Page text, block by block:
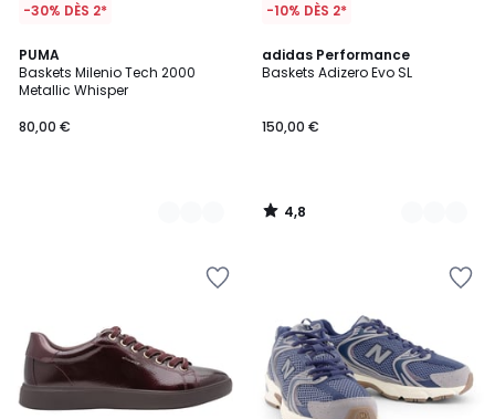
-30% DÈS 2*
PUMA
Baskets Milenio Tech 2000
Metallic Whisper
80,00 €
2
Couleurs
-10% DÈS 2*
adidas Performance
Baskets Adizero Evo SL
150,00 €
4,8
/ 5
2
Couleurs
4,8
/